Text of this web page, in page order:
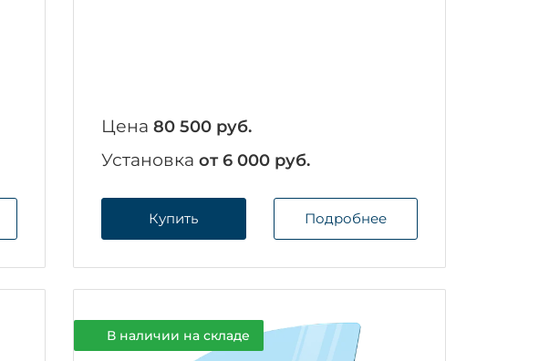
Цена80 500 руб.
Установкаот 6 000 руб.
Купить Подробнее
В наличии на складе